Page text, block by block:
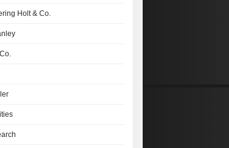
Holt & Co.